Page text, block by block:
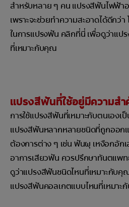
สำหรับหลาย ๆ คน แปรงสีฟันไฟฟ้า
เพราะจะช่วยทำความสะอาดได้ดีกว่
ในการแปรงฟัน คลิกที่นี่ เพื่อดูว่าแป
ที่เหมาะกับคุณ
แปรงสีฟันที่ใช้อยู่มีความส
การใช้แปรงสีฟันที่เหมาะกับตนเอง
แปรงสีฟันหลากหลายชนิดที่ถูกออก
ต้องการต่าง ๆ เช่น ฟันผุ เหงือกอัก
อาการเสียวฟัน ควรปรึกษาทันตแพ
ดูว่าแปรงสีฟันชนิดไหนที่เหมาะกับคุ
แปรงสีฟันคอลเกตแบบไหนที่เหมาะ